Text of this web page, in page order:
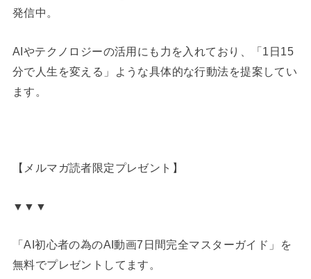
発信中。
AIやテクノロジーの活用にも力を入れており、「1日15
分で人生を変える」ような具体的な行動法を提案してい
ます。
【メルマガ読者限定プレゼント】
▼▼▼
「AI初心者の為のAI動画7日間完全マスターガイド」を
無料でプレゼントしてます。